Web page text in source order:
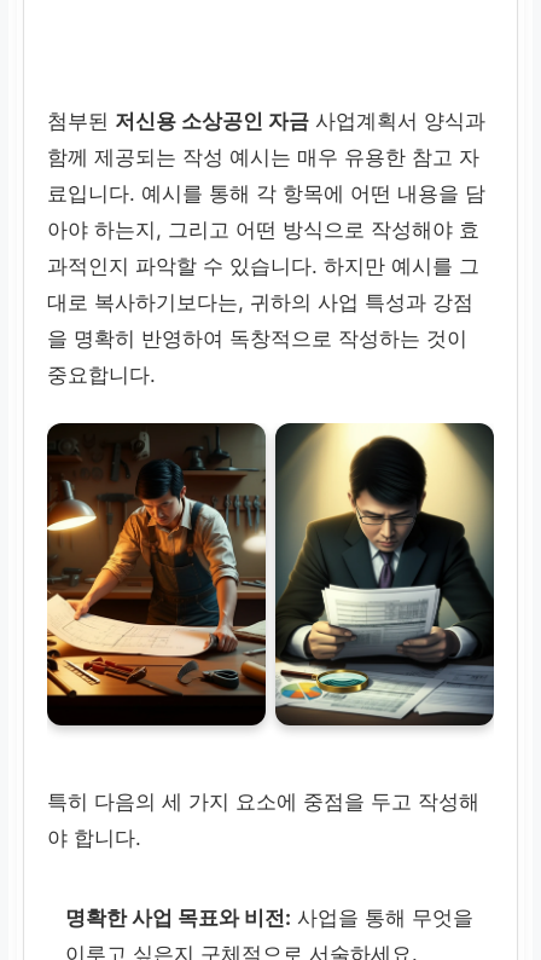
첨부된 저신용 소상공인 자금 사업계획서 양식과
함께 제공되는 작성 예시는 매우 유용한 참고 자
료입니다. 예시를 통해 각 항목에 어떤 내용을 담
아야 하는지, 그리고 어떤 방식으로 작성해야 효
과적인지 파악할 수 있습니다. 하지만 예시를 그
대로 복사하기보다는, 귀하의 사업 특성과 강점
을 명확히 반영하여 독창적으로 작성하는 것이
중요합니다.
특히 다음의 세 가지 요소에 중점을 두고 작성해
야 합니다.
명확한 사업 목표와 비전: 사업을 통해 무엇을
이루고 싶은지 구체적으로 서술하세요.